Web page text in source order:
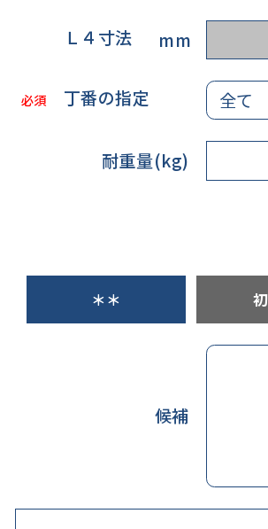
Ｌ４寸法 mm
必須 丁番の指定
耐重量(kg)
候補